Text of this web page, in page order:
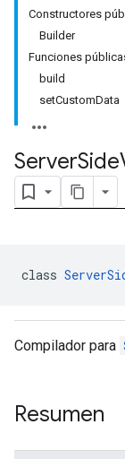
Constructores
Builder
Funciones
build
setCustomData
ServerSide
class
Compilador para
Resumen